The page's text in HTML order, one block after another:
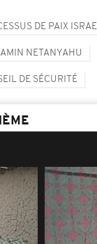
DE PAIX
NETANYAHU
DE SÉCURITÉ